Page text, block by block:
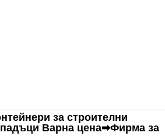
за строителни
Варна цена➡︎Фирма за